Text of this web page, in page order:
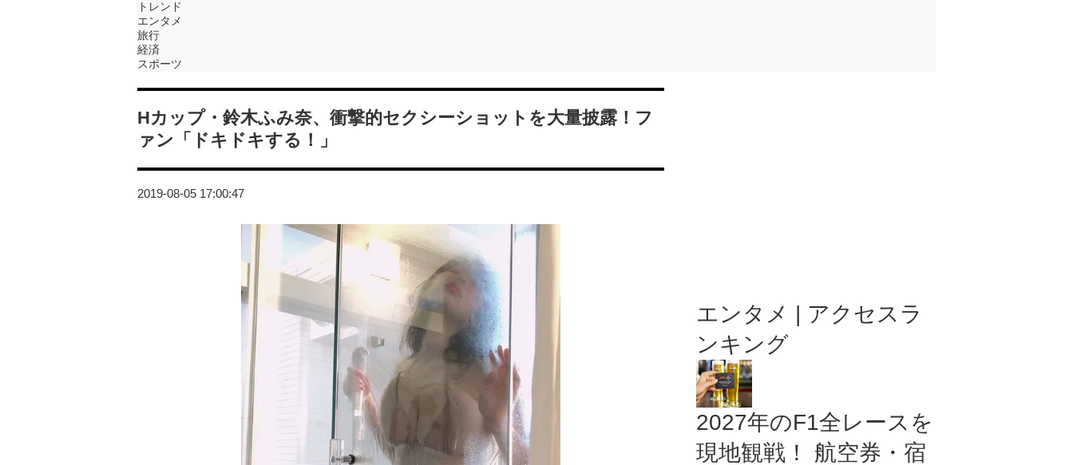
トレンド
エンタメ
旅行
経済
スポーツ
Hカップ・鈴木ふみ奈、衝撃的セクシーショットを大量披露！フ
ァン「ドキドキする！」
2019-08-05 17:00:47
エンタメ | アクセスラ
ンキング
2027年のF1全レースを
現地観戦！ 航空券・宿